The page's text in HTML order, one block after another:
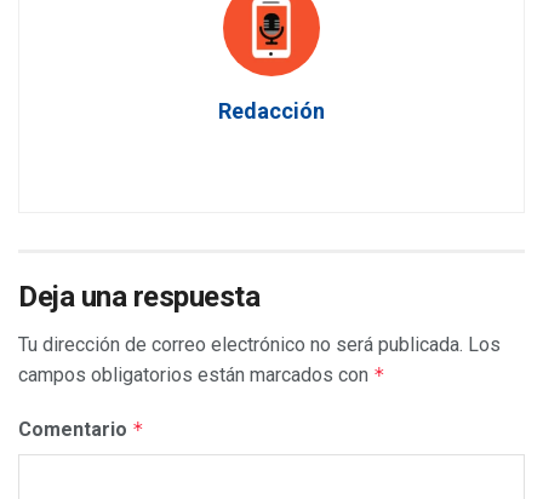
Redacción
Deja una respuesta
Tu dirección de correo electrónico no será publicada. Los
campos obligatorios están marcados con *
Comentario *